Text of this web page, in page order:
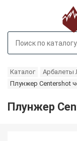
Каталог Арбалеты
Плунжер Centershot
Плунжер